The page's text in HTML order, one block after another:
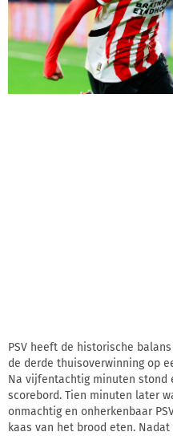
PSV heeft de historische
de derde thuisoverwinning op
Na vijfentachtig minuten stond
scorebord. Tien minuten later
onmachtig en onherkenbaar
kaas van het brood eten.